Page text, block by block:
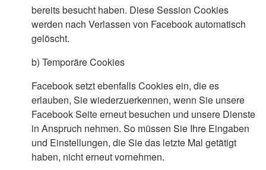
bereits besucht haben. Diese Session Cookies
werden nach Verlassen von Facebook automatisch
gelöscht.
b) Temporäre Cookies
Facebook setzt ebenfalls Cookies ein, die es
erlauben, Sie wiederzuerkennen, wenn Sie unsere
Facebook Seite erneut besuchen und unsere Dienste
in Anspruch nehmen. So müssen Sie Ihre Eingaben
und Einstellungen, die Sie das letzte Mal getätigt
haben, nicht erneut vornehmen.